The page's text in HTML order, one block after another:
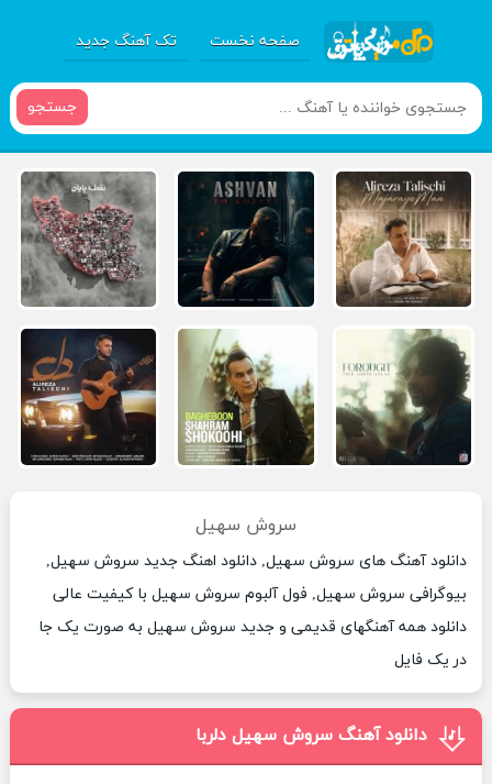
صفحه نخست تک آهنگ جدید
جستجو
سروش سهیل
دانلود آهنگ های سروش سهیل, دانلود اهنگ جدید سروش سهیل,
بیوگرافی سروش سهیل, فول آلبوم سروش سهیل با کیفیت عالی
دانلود همه آهنگهای قدیمی و جدید سروش سهیل به صورت یک جا
در یک فایل
دانلود آهنگ سروش سهیل دلربا